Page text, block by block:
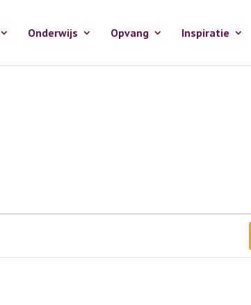
Onderwijs Opvang Inspiratie